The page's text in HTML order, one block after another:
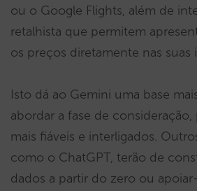
ou o Google Flights, além de
retalhista que permitem
os preços diretamente nas suas
Isto dá ao Gemini uma base
abordar a fase de
mais fiáveis e interligados.
como o ChatGPT, terão de
dados a partir do zero ou